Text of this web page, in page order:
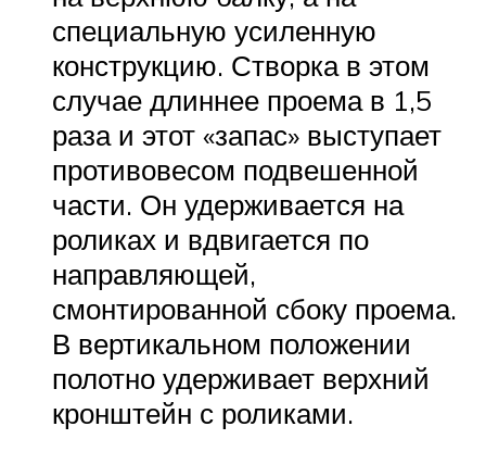
специальную усиленную
конструкцию. Створка в этом
случае длиннее проема в 1,5
раза и этот «запас» выступает
противовесом подвешенной
части. Он удерживается на
роликах и вдвигается по
направляющей,
смонтированной сбоку проема.
В вертикальном положении
полотно удерживает верхний
кронштейн с роликами.